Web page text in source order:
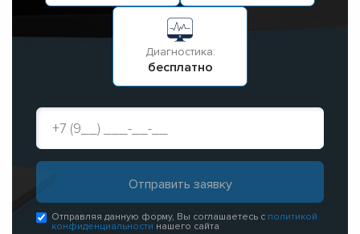
Диагностика:
бесплатно
Отправляя данную форму, Вы соглашаетесь с политикой
конфиденциальности нашего сайта